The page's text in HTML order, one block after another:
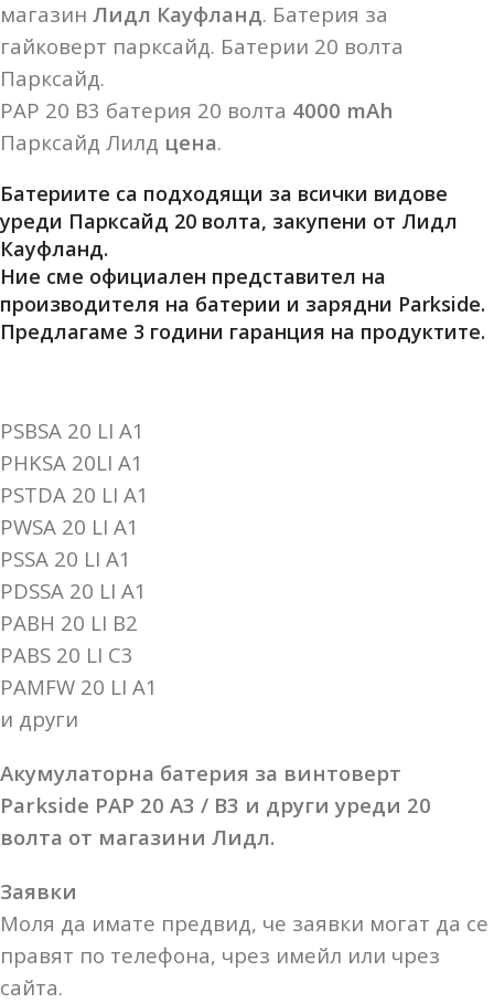
магазин Лидл Кауфланд. Батерия за
гайковерт парксайд. Батерии 20 волта
Парксайд.
PAP 20 B3 батерия 20 волта 4000 mAh
Парксайд Лилд цена.
Батериите са подходящи за всички видове
уреди Парксайд 20 волта, закупени от Лидл
Кауфланд.
Ние сме официален представител на
производителя на батерии и зарядни Parkside.
Предлагаме 3 години гаранция на продуктите.
PSBSA 20 LI A1
PHKSA 20LI A1
PSTDA 20 LI A1
PWSA 20 LI A1
PSSA 20 LI A1
PDSSA 20 LI A1
PABH 20 LI B2
PABS 20 LI C3
PAMFW 20 LI A1
и други
Акумулаторна батерия за винтоверт
Parkside PAP 20 A3 / B3 и други уреди 20
волта от магазини Лидл.
Заявки
Моля да имате предвид, че заявки могат да се
правят по телефона, чрез имейл или чрез
сайта.